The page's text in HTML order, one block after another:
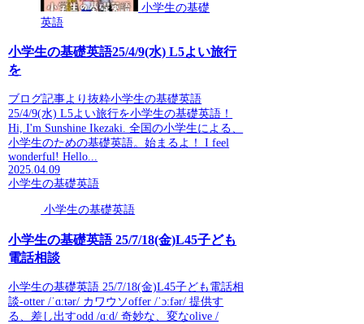
小学生の基礎
英語
小学生の基礎英語25/4/9(水) L5よい旅行
を
ブログ記事より抜粋小学生の基礎英語
25/4/9(水) L5よい旅行を小学生の基礎英語！
Hi, I'm Sunshine Ikezaki. 全国の小学生による、
小学生のための基礎英語。始まるよ！ I feel
wonderful! Hello...
2025.04.09
小学生の基礎英語
小学生の基礎英語
小学生の基礎英語 25/7/18(金)L45子ども
電話相談
小学生の基礎英語 25/7/18(金)L45子ども電話相
談-otter /ˈɑːtər/ カワウソoffer /ˈɔːfər/ 提供す
る、差し出すodd /ɑːd/ 奇妙な、変なolive /